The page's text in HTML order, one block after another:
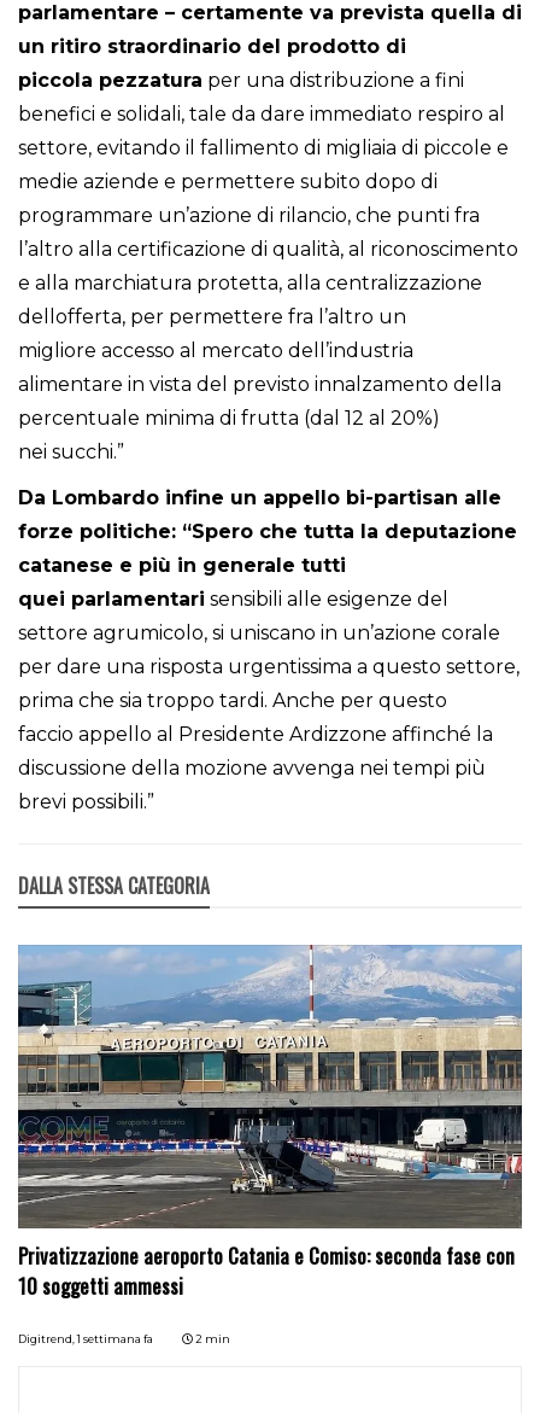
parlamentare – certamente va prevista quella di
un ritiro straordinario del prodotto di
piccola pezzatura per una distribuzione a fini
benefici e solidali, tale da dare immediato respiro al
settore, evitando il fallimento di migliaia di piccole e
medie aziende e permettere subito dopo di
programmare un’azione di rilancio, che punti fra
l’altro alla certificazione di qualità, al riconoscimento
e alla marchiatura protetta, alla centralizzazione
dellofferta, per permettere fra l’altro un
migliore accesso al mercato dell’industria
alimentare in vista del previsto innalzamento della
percentuale minima di frutta (dal 12 al 20%)
nei succhi.”
Da Lombardo infine un appello bi-partisan alle
forze politiche: “Spero che tutta la deputazione
catanese e più in generale tutti
quei parlamentari sensibili alle esigenze del
settore agrumicolo, si uniscano in un’azione corale
per dare una risposta urgentissima a questo settore,
prima che sia troppo tardi. Anche per questo
faccio appello al Presidente Ardizzone affinché la
discussione della mozione avvenga nei tempi più
brevi possibili.”
DALLA STESSA CATEGORIA
Privatizzazione aeroporto Catania e Comiso: seconda fase con
10 soggetti ammessi
Digitrend,1 settimana fa 2 min